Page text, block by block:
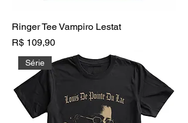
Ringer Tee Vampiro Lestat
Preço
R$ 109,90
Série